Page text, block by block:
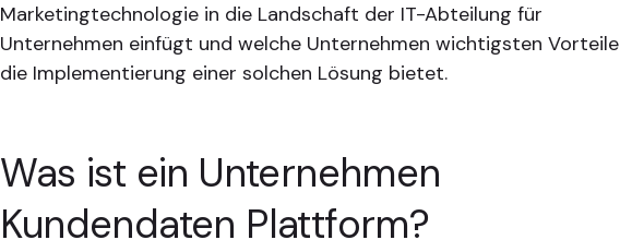
Marketingtechnologie in die Landschaft der IT-Abteilung für
Unternehmen einfügt und welche Unternehmen wichtigsten Vorteile
die Implementierung einer solchen Lösung bietet.
Was ist ein Unternehmen
Kundendaten Plattform?